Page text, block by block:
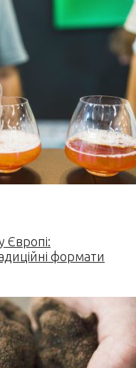
Європі:
формати